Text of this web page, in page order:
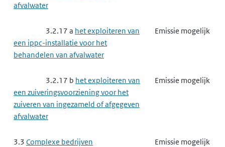
afvalwater
3.2.17 a het exploiteren van
een ippc-installatie voor het
behandelen van afvalwater
Emissie mogelijk
3.2.17 b het exploiteren van
een zuiveringsvoorziening voor het
zuiveren van ingezameld of afgegeven
afvalwater
Emissie mogelijk
3.3 Complexe bedrijven Emissie mogelijk